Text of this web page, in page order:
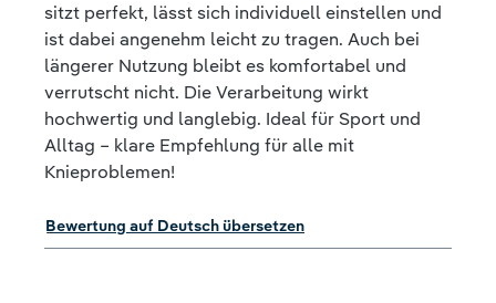
sitzt perfekt, lässt sich individuell einstellen und
ist dabei angenehm leicht zu tragen. Auch bei
längerer Nutzung bleibt es komfortabel und
verrutscht nicht. Die Verarbeitung wirkt
hochwertig und langlebig. Ideal für Sport und
Alltag – klare Empfehlung für alle mit
Knieproblemen!
Bewertung auf Deutsch übersetzen